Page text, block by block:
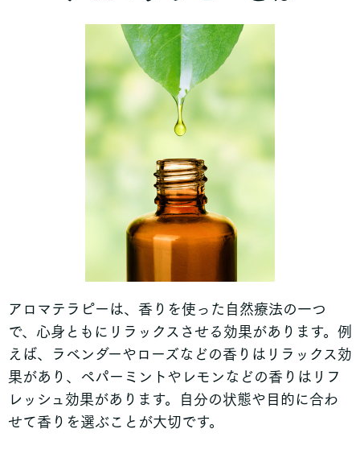
アロマテラピーは、香りを使った自然療法の一つ
で、心身ともにリラックスさせる効果があります。例
えば、ラベンダーやローズなどの香りはリラックス効
果があり、ペパーミントやレモンなどの香りはリフ
レッシュ効果があります。自分の状態や目的に合わ
せて香りを選ぶことが大切です。